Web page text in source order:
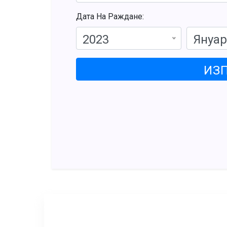
Дата На Раждане:
2023